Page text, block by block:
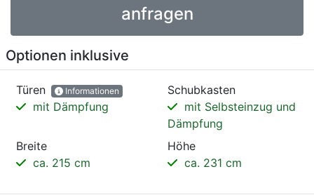
anfragen
Optionen inklusive
Türen Informationen
mit Dämpfung
Schubkasten
mit Selbsteinzug und
Dämpfung
Breite
ca. 215 cm
Höhe
ca. 231 cm